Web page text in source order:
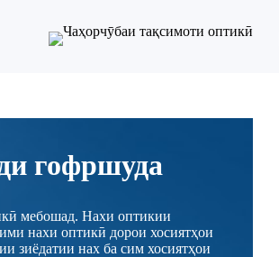
гофршуда
мебошад. Нахи оптикии
нахи оптикӣ дорои хосиятҳои
зиёдатии нах ба сим хосиятҳои